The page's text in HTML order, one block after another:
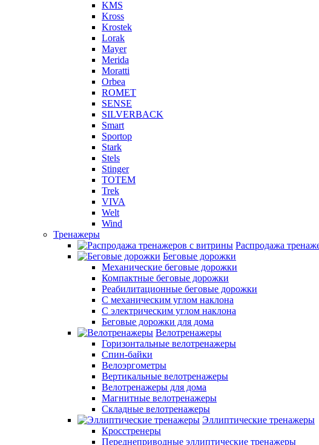
KMS
Kross
Krostek
Lorak
Mayer
Merida
Moratti
Orbea
ROMET
SENSE
SILVERBACK
Smart
Sportop
Stark
Stels
Stinger
TOTEM
Trek
VIVA
Welt
Wind
Тренажеры
Распродажа
Беговые дорожки
Механические беговые дорожки
Компактные беговые дорожки
Реабилитационные беговые дорожки
С механическим углом наклона
С электрическим углом наклона
Беговые дорожки для дома
Велотренажеры
Горизонтальные велотренажеры
Спин-байки
Велоэргометры
Вертикальные велотренажеры
Велотренажеры для дома
Магнитные велотренажеры
Складные велотренажеры
Эллиптические тренажеры
Кросстренеры
Переднеприводные эллиптические тренажеры